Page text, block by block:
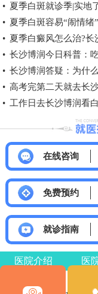
• 夏季白斑就诊季|实地
• 夏季白斑容易“闹情绪
• 夏季白癜风怎么治?长
• 长沙博润今日科普：
• 长沙博润答疑：为什
• 高考完第二天就去长
• 工作日去长沙博润看
在线咨询
免费预约
就诊指南
医院介绍 医
医